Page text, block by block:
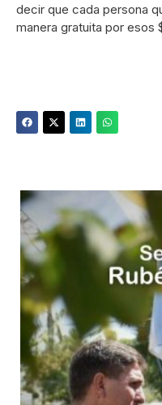
decir que cada persona
manera gratuita por esos